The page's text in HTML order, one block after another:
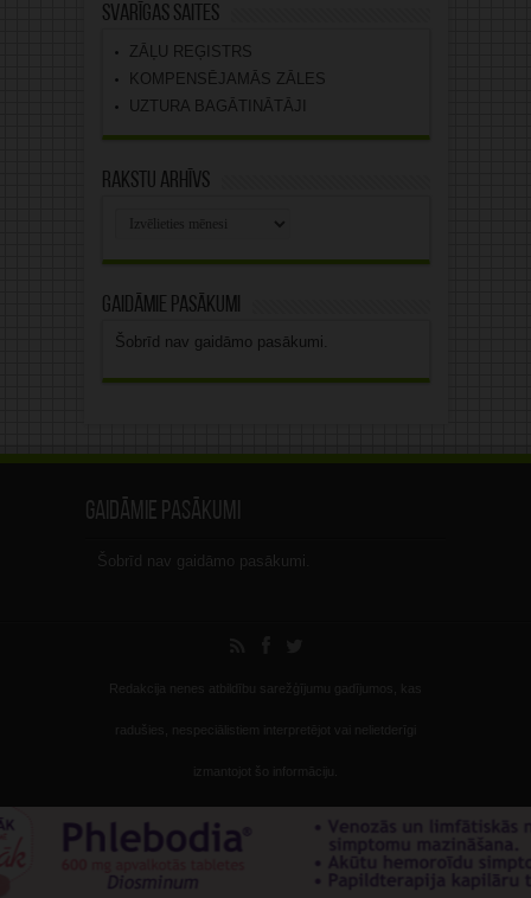
Svarīgas saites
ZĀĻU REĢISTRS
KOMPENSĒJAMĀS ZĀLES
UZTURA BAGĀTINĀTĀJI
Rakstu arhīvs
Gaidāmie pasākumi
Šobrīd nav gaidāmo pasākumi.
Gaidāmie pasākumi
Šobrīd nav gaidāmo pasākumi.
Redakcija nenes atbildību sarežģījumu gadījumos, kas